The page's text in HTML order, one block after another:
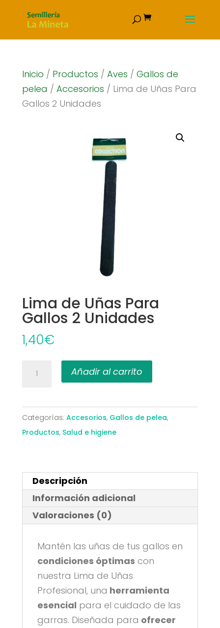
Inicio / Productos / Aves / Gallos de
pelea / Accesorios / Lima de Uñas Para
Gallos 2 Unidades
Lima de Uñas Para
Gallos 2 Unidades
1,40€
Gallos
cantidad
Añadir al carrito
Categorías: Accesorios, Gallos de pelea,
Productos, Salud e higiene
Descripción
Información adicional
Valoraciones (0)
Mantén las uñas de tus gallos en
condiciones óptimas con
nuestra Lima de Uñas
Profesional, una herramienta
esencial para el cuidado de las
garras. Diseñada para ofrecer